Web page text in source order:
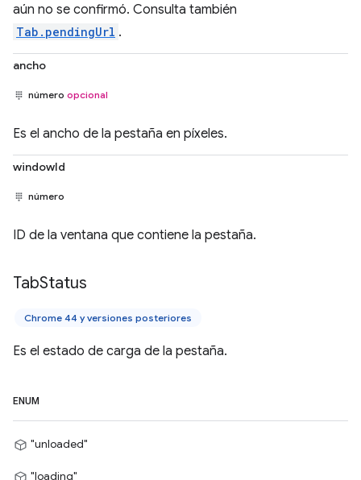
aún no se confirmó. Consulta también
Tab.pendingUrl .
ancho
número opcional
Es el ancho de la pestaña en píxeles.
windowId
número
ID de la ventana que contiene la pestaña.
TabStatus
Chrome 44 y versiones posteriores
Es el estado de carga de la pestaña.
ENUM
"unloaded"
"loading"